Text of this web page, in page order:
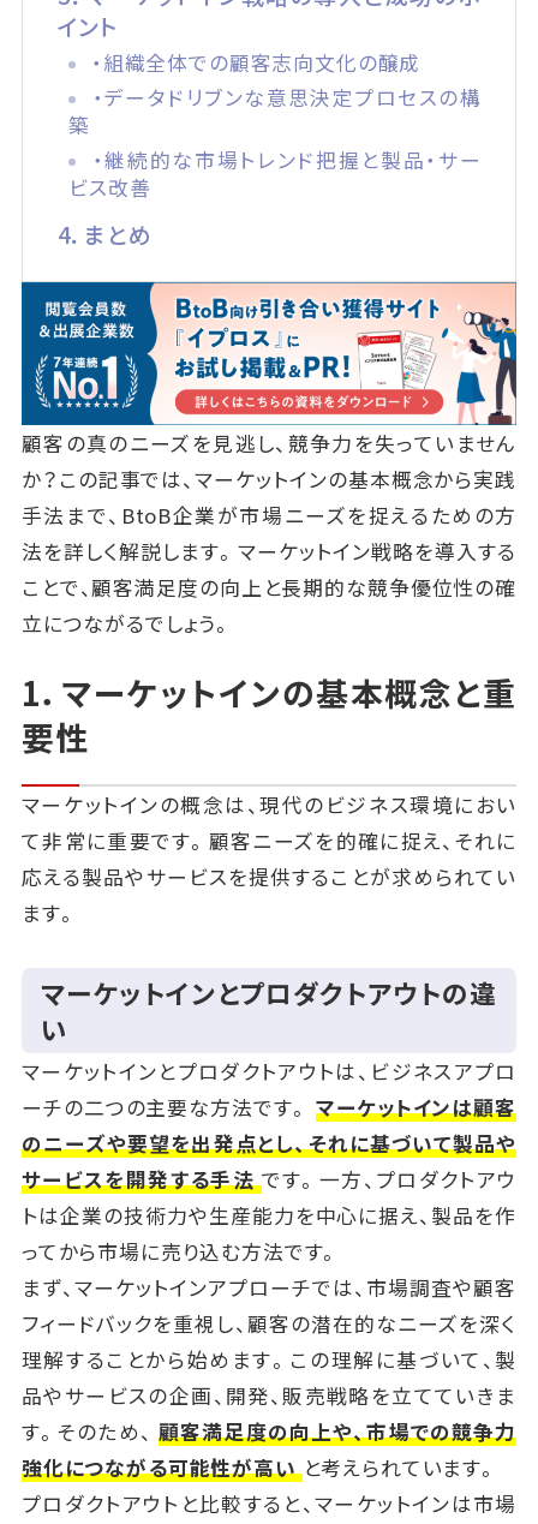
イント
・組織全体での顧客志向文化の醸成
・データドリブンな意思決定プロセスの構
築
・継続的な市場トレンド把握と製品・サー
ビス改善
4．まとめ
顧客の真のニーズを見逃し、競争力を失っていません
か？この記事では、マーケットインの基本概念から実践
手法まで、BtoB企業が市場ニーズを捉えるための方
法を詳しく解説します。マーケットイン戦略を導入する
ことで、顧客満足度の向上と長期的な競争優位性の確
立につながるでしょう。
1．マーケットインの基本概念と重
要性
マーケットインの概念は、現代のビジネス環境におい
て非常に重要です。顧客ニーズを的確に捉え、それに
応える製品やサービスを提供することが求められてい
ます。
マーケットインとプロダクトアウトの違
い
マーケットインとプロダクトアウトは、ビジネスアプロ
ーチの二つの主要な方法です。 マーケットインは顧客
のニーズや要望を出発点とし、それに基づいて製品や
サービスを開発する手法です。一方、プロダクトアウ
トは企業の技術力や生産能力を中心に据え、製品を作
ってから市場に売り込む方法です。
まず、マーケットインアプローチでは、市場調査や顧客
フィードバックを重視し、顧客の潜在的なニーズを深く
理解することから始めます。この理解に基づいて、製
品やサービスの企画、開発、販売戦略を立てていきま
す。そのため、顧客満足度の向上や、市場での競争力
強化につながる可能性が高いと考えられています。
プロダクトアウトと比較すると、マーケットインは市場